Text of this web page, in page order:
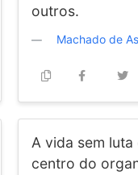
outros.
Machado de
A vida sem
centro do